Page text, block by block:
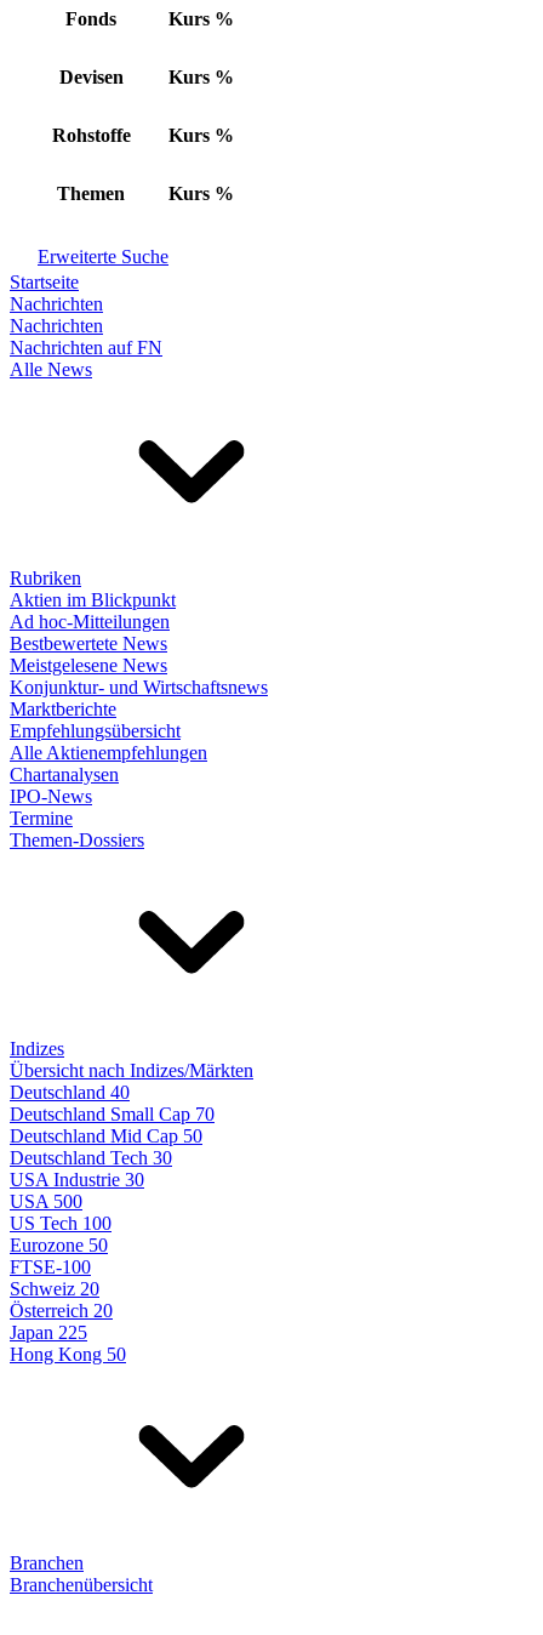
Fonds Kurs %
Devisen Kurs %
Rohstoffe Kurs %
Themen Kurs %
Erweiterte Suche
Startseite
Nachrichten
Nachrichten
Nachrichten auf FN
Alle News
Rubriken
Aktien im Blickpunkt
Ad hoc-Mitteilungen
Bestbewertete News
Meistgelesene News
Konjunktur- und Wirtschaftsnews
Marktberichte
Empfehlungsübersicht
Alle Aktienempfehlungen
Chartanalysen
IPO-News
Termine
Themen-Dossiers
Indizes
Übersicht nach Indizes/Märkten
Deutschland 40
Deutschland Small Cap 70
Deutschland Mid Cap 50
Deutschland Tech 30
USA Industrie 30
USA 500
US Tech 100
Eurozone 50
FTSE-100
Schweiz 20
Österreich 20
Japan 225
Hong Kong 50
Branchen
Branchenübersicht